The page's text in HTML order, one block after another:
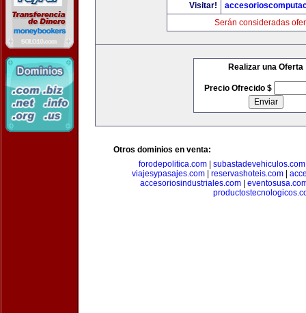
Visitar!
Serán consideradas
Realizar una Oferta
Precio Ofrecido $
Otros dominios en venta:
forodepolitica.com| subastadevehiculos.com
viajesypasajes.com
reservashoteis.com
accesoriosindustriales.com